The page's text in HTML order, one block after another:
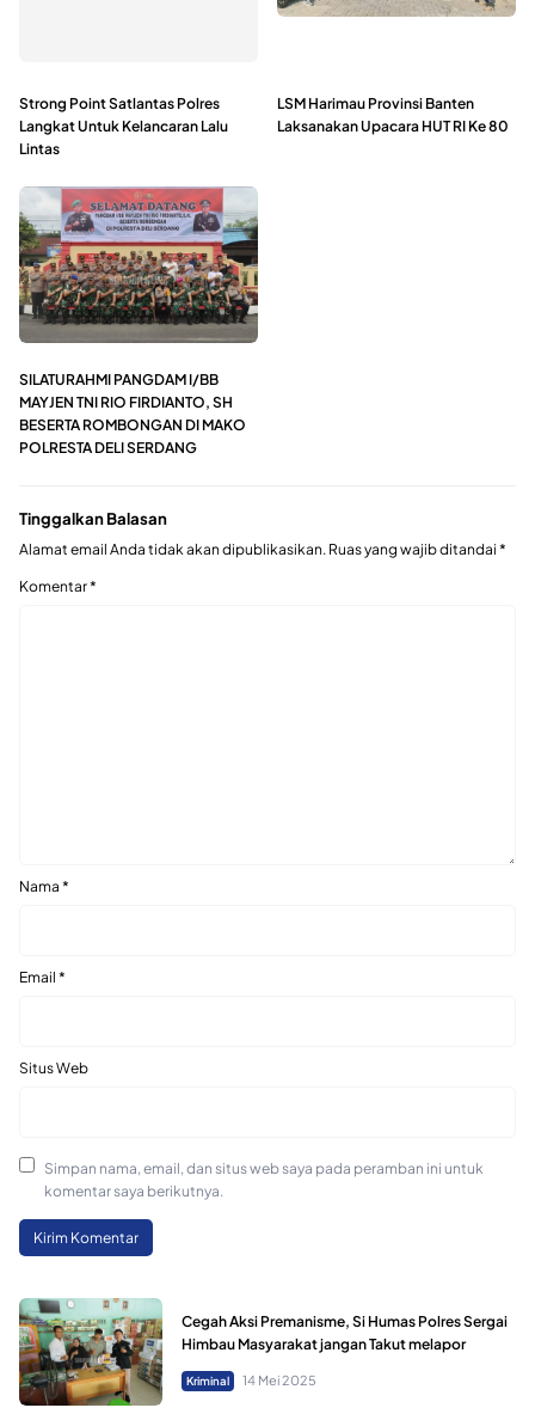
Strong Point Satlantas Polres
Langkat Untuk Kelancaran Lalu
Lintas
LSM Harimau Provinsi Banten
Laksanakan Upacara HUT RI Ke 80
SILATURAHMI PANGDAM I/BB
MAYJEN TNI RIO FIRDIANTO, SH
BESERTA ROMBONGAN DI MAKO
POLRESTA DELI SERDANG
Tinggalkan Balasan
Alamat email Anda tidak akan dipublikasikan. Ruas yang wajib ditandai *
Komentar*
Nama *
Email *
Situs Web
Simpan nama, email, dan situs web saya pada peramban ini untuk
komentar saya berikutnya.
Cegah Aksi Premanisme, Si Humas Polres Sergai
Himbau Masyarakat jangan Takut melapor
Kriminal 14 Mei 2025